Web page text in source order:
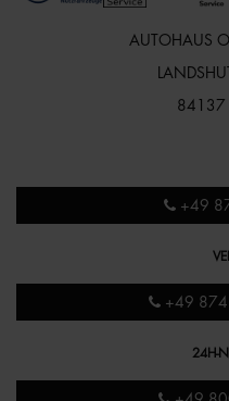
AUTOHAUS
84137
+49
+49
24H-